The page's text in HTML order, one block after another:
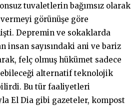
tuvaletlerin bağımsız olarak
görünüşe göre
Depremin ve sokaklarda
insan sayısındaki ani ve bariz
felç olmuş hükümet sadece
alternatif teknolojik
Bu tür faaliyetleri
El Dia gibi gazeteler, kompost